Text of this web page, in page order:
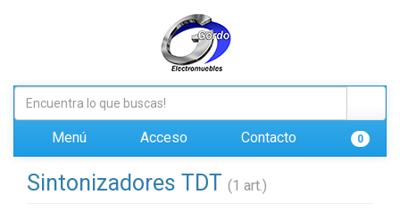
Menú Acceso Contacto 0
Sintonizadores TDT (1 art.)